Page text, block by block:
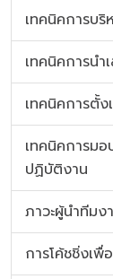
เทคนิคการบ
เทคนิคการน
เทคนิคการตั้ง
เทคนิคการม
ปฏิบัติงาน
ภาวะผู้นำทีม
การโค้ชชิ่งเ